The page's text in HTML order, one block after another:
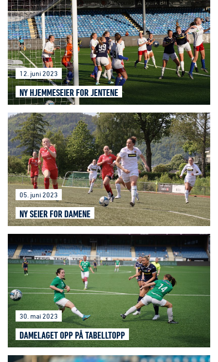
12. juni 2023
NY HJEMMESEIER FOR JENTENE
05. juni 2023
NY SEIER FOR DAMENE
30. mai 2023
DAMELAGET OPP PÅ TABELLTOPP